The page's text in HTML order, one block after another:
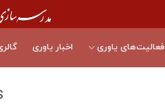
فعالیت‌های یاوری اخبار یاوری